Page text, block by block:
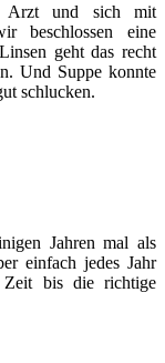
Arzt und sich mit
beschlossen eine
geht das recht
Und Suppe konnte
schlucken.
Jahren mal als
einfach jedes Jahr
bis die richtige